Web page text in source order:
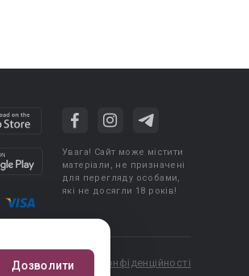
Дозволити
Увага! Сайт може містити
матеріали, не призначені
для перегляду особами,
які не досягли 18 років!
Політика конфіденційності